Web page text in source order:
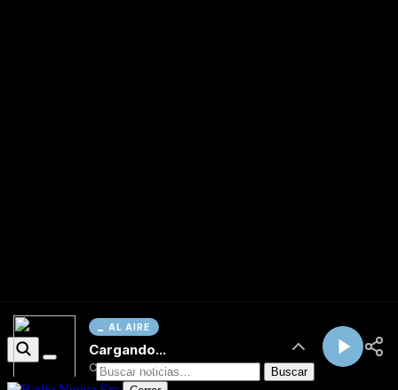
AL AIRE
Cargando...
Conectando...